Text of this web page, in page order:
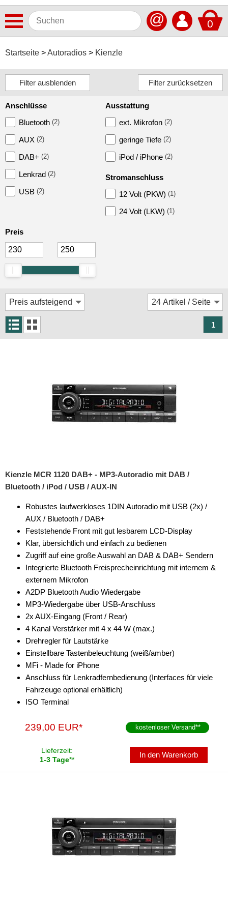
0
@
Startseite Autoradios Kienzle
Autoradios
Alpine
Blaupunkt
Continental
ESX
JBL
Kenwood
Kienzle
VDO
KfZ-spezifisch
Freisprechanlagen
Navigationssysteme
Soundprozessoren
Subwoofer
Verstärker
Anschlüsse
Bluetooth (2)
AUX (2)
DAB+ (2)
Lenkrad (2)
USB (2)
Ausstattung
ext. Mikrofon (2)
geringe Tiefe (2)
iPod / iPhone (2)
Stromanschluss
12 Volt (PKW) (1)
24 Volt (LKW) (1)
Preis
1
Kienzle MCR 1120 DAB+ - MP3-Autoradio mit DAB /
Bluetooth / iPod / USB / AUX-IN
Robustes laufwerkloses 1DIN Autoradio mit USB (2x) /
AUX / Bluetooth / DAB+
Feststehende Front mit gut lesbarem LCD-Display
Klar, übersichtlich und einfach zu bedienen
Zugriff auf eine große Auswahl an DAB & DAB+ Sendern
Integrierte Bluetooth Freisprecheinrichtung mit internem &
externem Mikrofon
A2DP Bluetooth Audio Wiedergabe
MP3-Wiedergabe über USB-Anschluss
2x AUX-Eingang (Front / Rear)
4 Kanal Verstärker mit 4 x 44 W (max.)
Drehregler für Lautstärke
Einstellbare Tastenbeleuchtung (weiß/amber)
MFi - Made for iPhone
Anschluss für Lenkradfernbedienung (Interfaces für viele
Fahrzeuge optional erhältlich)
ISO Terminal
239,00 EUR* kostenloser Versand**
Lieferzeit:
1-3 Tage**
In den Warenkorb